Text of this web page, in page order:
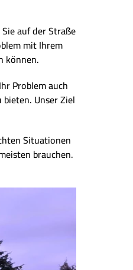
auf der Straße
mit Ihrem
können.
Problem auch
Unser Ziel
Situationen
brauchen.